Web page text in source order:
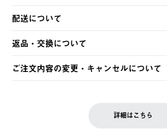
以下のいずれかの方法でお支払いいただ
・クレジットカード決済
・コンビニ決済
・Pay-easy決済
配送について
【発送スケジュール】
ご注文・ご入金完了より2営業日以内に
土日祝の発送はございませんので、木曜
の発送となる場合がございます。
返品・交換について
※お客様都合の場合
お客様都合の返品にかかる送料は、お客
ご注文内容の変更・キャンセルについて
LOGOS FAMILY会員の方は、会員マイ
詳細はこちら